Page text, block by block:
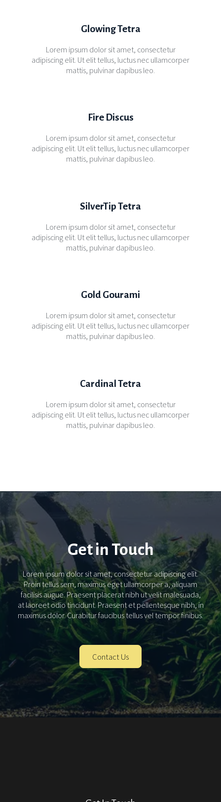
Glowing Tetra
Lorem ipsum dolor sit amet, consectetur
adipiscing elit. Ut elit tellus, luctus nec ullamcorper
mattis, pulvinar dapibus leo.
Fire Discus
Lorem ipsum dolor sit amet, consectetur
adipiscing elit. Ut elit tellus, luctus nec ullamcorper
mattis, pulvinar dapibus leo.
SilverTip Tetra
Lorem ipsum dolor sit amet, consectetur
adipiscing elit. Ut elit tellus, luctus nec ullamcorper
mattis, pulvinar dapibus leo.
Gold Gourami
Lorem ipsum dolor sit amet, consectetur
adipiscing elit. Ut elit tellus, luctus nec ullamcorper
mattis, pulvinar dapibus leo.
Cardinal Tetra
Lorem ipsum dolor sit amet, consectetur
adipiscing elit. Ut elit tellus, luctus nec ullamcorper
mattis, pulvinar dapibus leo.
Get in Touch
Lorem ipsum dolor sit amet, consectetur adipiscing elit.
Proin tellus sem, maximus eget ullamcorper a, aliquam
facilisis augue. Praesent placerat nibh ut velit malesuada,
at laoreet odio tincidunt. Praesent et pellentesque nibh, in
maximus dolor. Curabitur faucibus tellus vel tempor finibus.
Contact Us